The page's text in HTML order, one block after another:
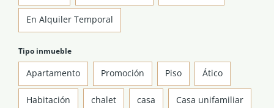
En Alquiler Temporal
Tipo inmueble
Apartamento Ático
casa Casa unifamiliar
chalet
Habitación
Piso
Promoción